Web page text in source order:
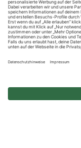
© 2026